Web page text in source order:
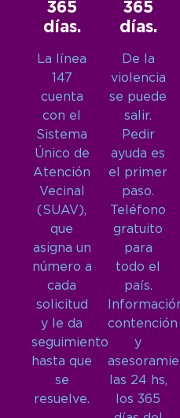
365
días.
La línea
147
cuenta
con el
Sistema
Único de
Atención
Vecinal
(SUAV),
que
asigna un
número a
cada
solicitud
y le da
seguimiento
hasta que
se
resuelve.
365
días.
De la
violencia
se puede
salir.
Pedir
ayuda es
el primer
paso.
Teléfono
gratuito
para
todo el
país.
contención
y
las 24 hs,
los 365